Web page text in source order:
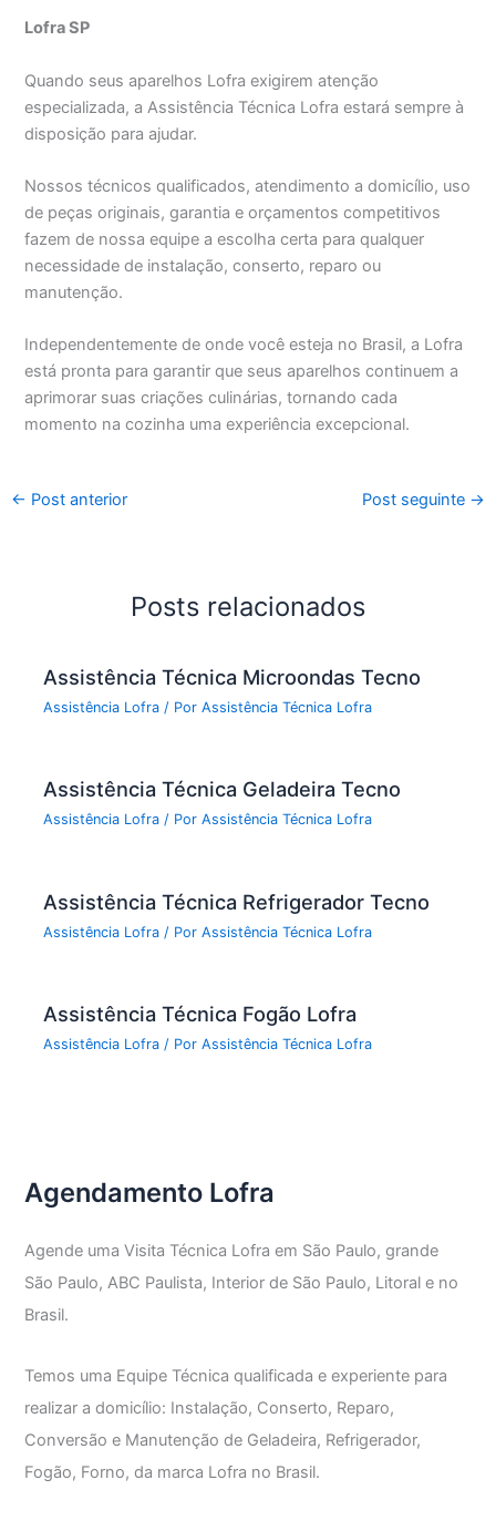
Lofra SP
Quando seus aparelhos Lofra exigirem atenção
especializada, a Assistência Técnica Lofra estará sempre à
disposição para ajudar.
Nossos técnicos qualificados, atendimento a domicílio, uso
de peças originais, garantia e orçamentos competitivos
fazem de nossa equipe a escolha certa para qualquer
necessidade de instalação, conserto, reparo ou
manutenção.
Independentemente de onde você esteja no Brasil, a Lofra
está pronta para garantir que seus aparelhos continuem a
aprimorar suas criações culinárias, tornando cada
momento na cozinha uma experiência excepcional.
← Post anterior Post seguinte →
Posts relacionados
Assistência Técnica Microondas Tecno
Assistência Lofra / PorAssistência Técnica Lofra
Assistência Técnica Geladeira Tecno
Assistência Lofra / PorAssistência Técnica Lofra
Assistência Técnica Refrigerador Tecno
Assistência Lofra / PorAssistência Técnica Lofra
Assistência Técnica Fogão Lofra
Assistência Lofra / PorAssistência Técnica Lofra
Agendamento Lofra
Agende uma Visita Técnica Lofra em São Paulo, grande
São Paulo, ABC Paulista, Interior de São Paulo, Litoral e no
Brasil.
Temos uma Equipe Técnica qualificada e experiente para
realizar a domicílio: Instalação, Conserto, Reparo,
Conversão e Manutenção de Geladeira, Refrigerador,
Fogão, Forno, da marca Lofra no Brasil.